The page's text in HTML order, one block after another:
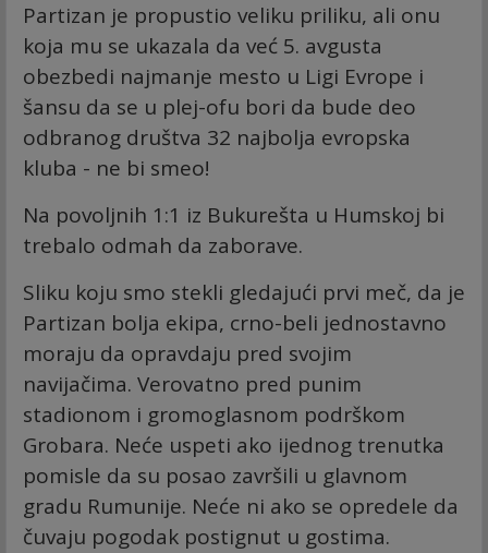
Partizan je propustio veliku priliku, ali onu
koja mu se ukazala da već 5. avgusta
obezbedi najmanje mesto u Ligi Evrope i
šansu da se u plej-ofu bori da bude deo
odbranog društva 32 najbolja evropska
kluba - ne bi smeo!
Na povoljnih 1:1 iz Bukurešta u Humskoj bi
trebalo odmah da zaborave.
Sliku koju smo stekli gledajući prvi meč, da je
Partizan bolja ekipa, crno-beli jednostavno
moraju da opravdaju pred svojim
navijačima. Verovatno pred punim
stadionom i gromoglasnom podrškom
Grobara. Neće uspeti ako ijednog trenutka
pomisle da su posao završili u glavnom
gradu Rumunije. Neće ni ako se opredele da
čuvaju pogodak postignut u gostima.